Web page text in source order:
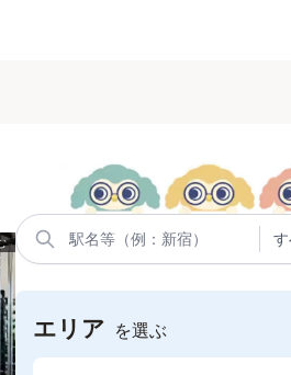
エリア を選ぶ